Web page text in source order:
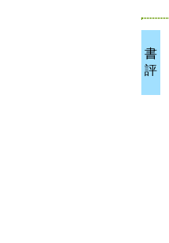
書
評